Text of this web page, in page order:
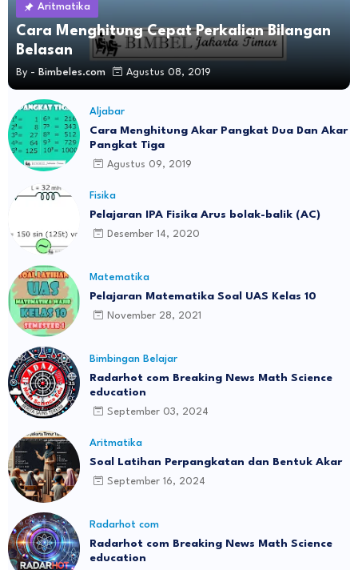
Aritmatika
Cara Menghitung Cepat Perkalian Bilangan
Belasan
By - Bimbeles.com Agustus 08, 2019
Aljabar
Cara Menghitung Akar Pangkat Dua Dan Akar
Pangkat Tiga
Agustus 09, 2019
Fisika
Pelajaran IPA Fisika Arus bolak-balik (AC)
Desember 14, 2020
Matematika
Pelajaran Matematika Soal UAS Kelas 10
November 28, 2021
Bimbingan Belajar
Radarhot com Breaking News Math Science
education
September 03, 2024
Aritmatika
Soal Latihan Perpangkatan dan Bentuk Akar
September 16, 2024
Radarhot com
Radarhot com Breaking News Math Science
education